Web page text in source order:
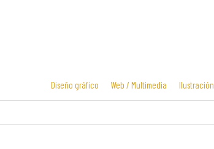
Diseño gráfico Web / Multimedia
Diseño y
Ilustración